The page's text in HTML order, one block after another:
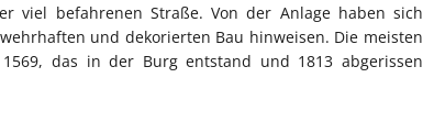
viel befahrenen Straße. Von der Anlage haben sich
und dekorierten Bau hinweisen. Die meisten
das in der Burg entstand und 1813 abgerissen